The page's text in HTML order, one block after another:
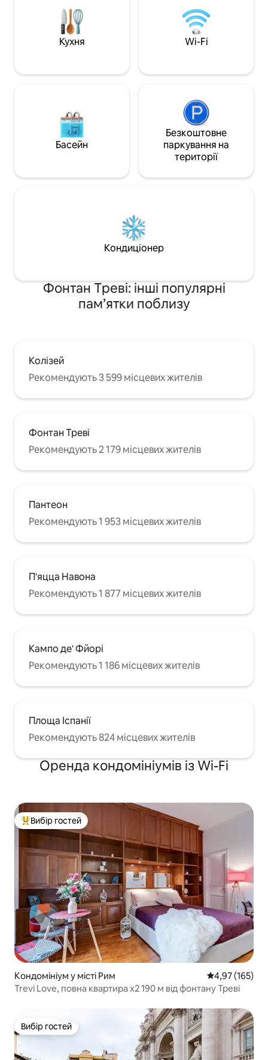
пристосована для немовлят, з
дитячим ліжечком і високим стільцем,
а також швидким Wi-Fi та Netflix.
Ідеально підходить для пар і сімей, які
Пантеон розташовані неподалік.
смарт-
На тому ж
квартира THE
SPAGNA –
до 8 осіб.
Кухня Wi-Fi
Басейн
Безкоштовне
паркування на
території
Кондиціонер
Фонтан Треві: інші популярні
пам’ятки поблизу
Колізей
Рекомендують 3 599 місцевих жителів
Фонтан Треві
Рекомендують 2 179 місцевих жителів
Пантеон
Рекомендують 1 953 місцевих жителів
П'яцца Навона
Рекомендують 1 877 місцевих жителів
Кампо де' Фйорі
Рекомендують 1 186 місцевих жителів
Площа Іспанії
Рекомендують 824 місцевих жителів
Оренда кондомініумів із Wi-Fi
Топ вибір гостей
Вибір гостей
Кондомініум у місті Рим Середня
4,97 (165)
Trevi Love, повна квартира x2 190 м від фонтану Треві
Вибір гостей
Вибір гостей